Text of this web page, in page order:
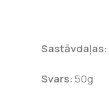
Sastāvdaļas:
Svars:50g